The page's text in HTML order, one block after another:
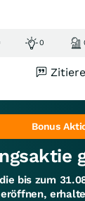
0
Bonus
bis zum
eröffnen,